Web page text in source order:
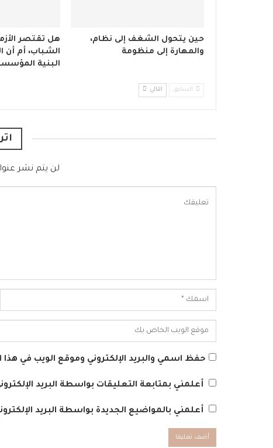
حين يتحول الشغف إلى نظام،
والمهارة إلى منظومة
هل تقتصر
الشباب، أم أن
البنية
السابق التالي
لن يتم نشر
حفظ اسمي والبريد الإلكتروني وموقع الويب في هذا
أعلمني بمتابعة التعليقات بواسطة البريد
أعلمني بالمواضيع الجديدة بواسطة البريد